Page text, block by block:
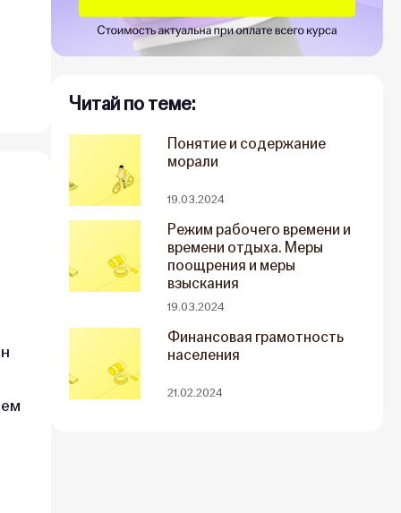
Читай по теме:
Понятие и содержание
морали
19.03.2024
Режим рабочего времени и
времени отдыха. Меры
поощрения и меры
взыскания
19.03.2024
Финансовая грамотность
населения
21.02.2024